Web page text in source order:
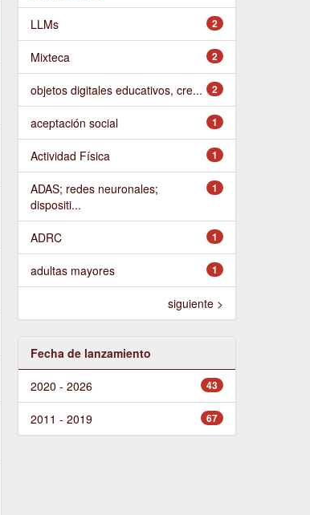
2
LLMs
2
Mixteca
2
objetos digitales educativos, cre...
1
aceptación social
1
Actividad Física
1
ADAS; redes neuronales;
dispositi...
1
ADRC
1
adultas mayores
siguiente >
Fecha de lanzamiento
43
2020 - 2026
67
2011 - 2019